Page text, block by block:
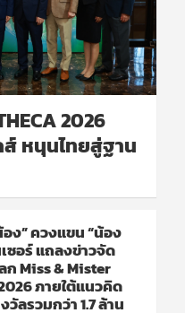
2026
หนุนไทยสู่ฐาน
ง” ควงแขน “น้อง
ซอร์ แถลงข่าวจัด
ก Miss & Mister
ภายใต้แนวคิด
วัลรวมกว่า 1.7 ล้าน